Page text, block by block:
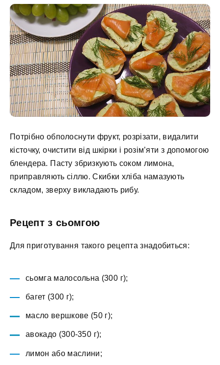
Потрібно обполоснути фрукт, розрізати, видалити
кісточку, очистити від шкірки і розім’яти з допомогою
блендера. Пасту збризкують соком лимона,
приправляють сіллю. Скибки хліба намазують
складом, зверху викладають рибу.
Рецепт з сьомгою
Для приготування такого рецепта знадобиться:
сьомга малосольна (300 г);
багет (300 г);
масло вершкове (50 г);
авокадо (300-350 г);
лимон або маслини;